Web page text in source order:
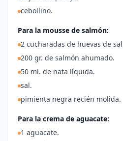
cebollino.
Para la mousse de salmón:
2 cucharadas de huevas de
200 gr. de salmón ahumado.
50 ml. de nata líquida.
sal.
pimienta negra recién molida.
Para la crema de aguacate:
1 aguacate.